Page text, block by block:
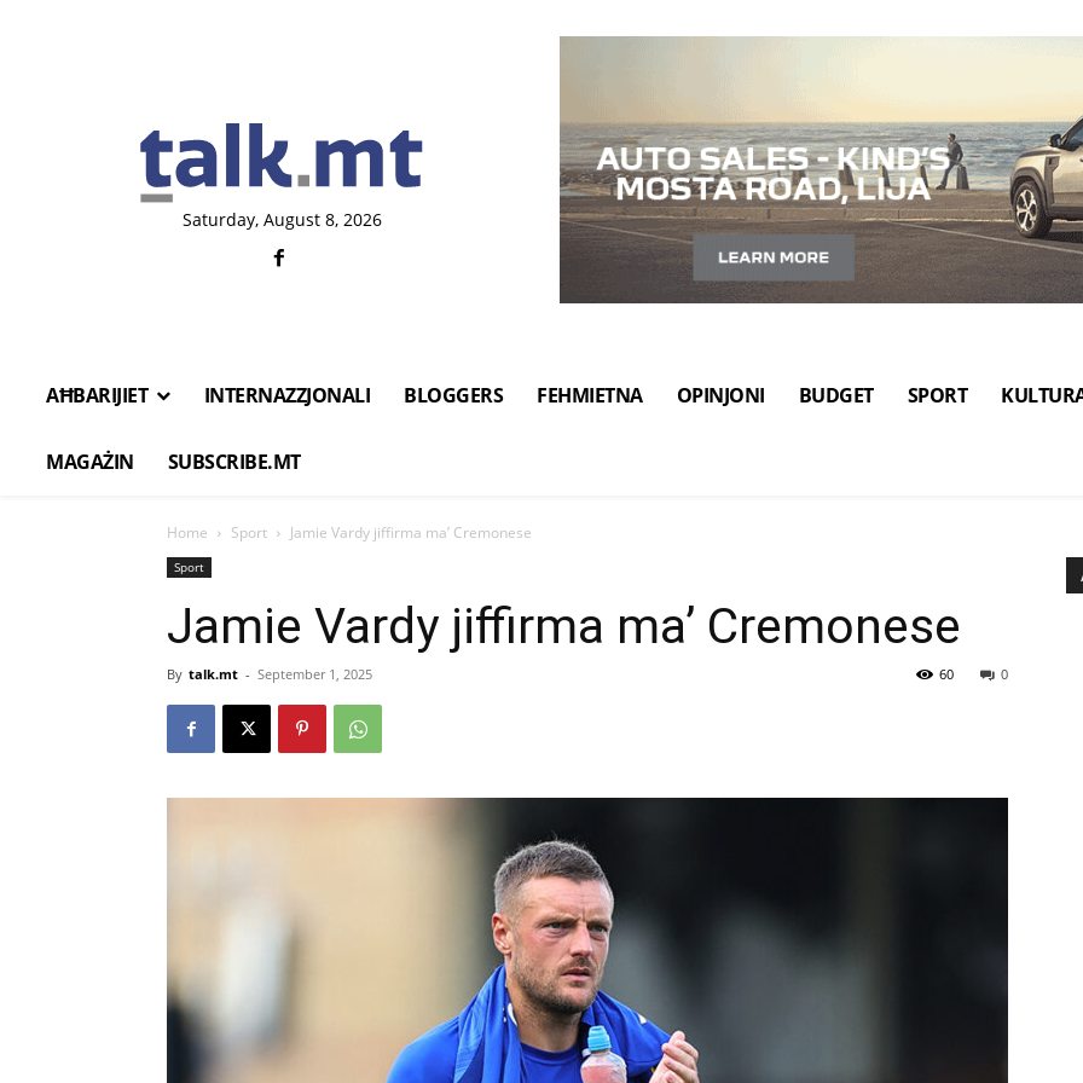
Saturday, August 8, 2026
AĦBARIJIET INTERNAZZJONALI BLOGGERS FEHMIETNA OPINJONI BUDGET SPORT
MAGAŻIN SUBSCRIBE.MT
Home Sport Jamie Vardy jiffirma ma’ Cremonese
Sport
Jamie Vardy jiffirma ma’ Cremonese
By talk.mt - September 1, 2025 0
60